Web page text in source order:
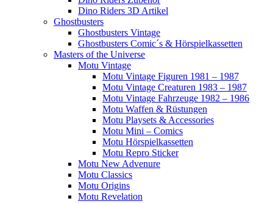
Dino Riders 3D Artikel
Ghostbusters
Ghostbusters Vintage
Ghostbusters Comic´s & Hörspielkassetten
Masters of the Universe
Motu Vintage
Motu Vintage Figuren 1981 – 1987
Motu Vintage Creaturen 1983 – 1987
Motu Vintage Fahrzeuge 1982 – 1986
Motu Waffen & Rüstungen
Motu Playsets & Accessories
Motu Mini – Comics
Motu Hörspielkassetten
Motu Repro Sticker
Motu New Advenure
Motu Classics
Motu Origins
Motu Revelation